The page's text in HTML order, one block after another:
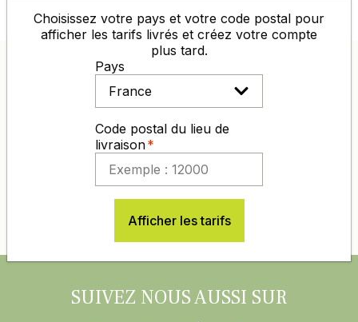
ENTREPRISE 100% FRANÇAISE
DISTRIBUTION
DES PRIX COMPÉTITIFS TOUTE L'ANNÉE
PAIEMENT 100% SÉCURISÉ
SUIVEZ NOUS AUSSI SUR
Choisissez votre pays et votre code postal pour
afficher les tarifs livrés et créez votre compte
plus tard.
Pays
Code postal du lieu de
livraison
Afficher les tarifs